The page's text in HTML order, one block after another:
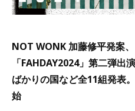
NOT WONK 加藤修平発案
「FAHDAY2024」第二弾出
ばかりの国など全11組発表
始